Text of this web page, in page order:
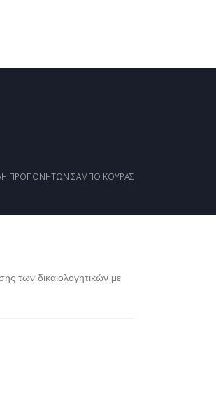
ΠΡΟΠΟΝΗΤΏΝ ΣΆΜΠΟ ΚΟΥΡΆΣ
των δικαιολογητικών με